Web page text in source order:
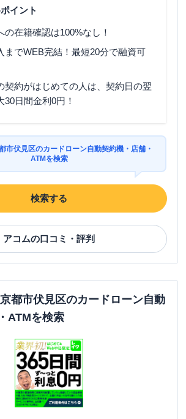
イント
の在籍確認は100%なし！
までWEB完結！最短20分で融資可
契約がはじめての人は、契約日の翌
30日間金利0円！
市伏見区のカードローン自動契約機・店舗・
ATMを検索
検索する
アコムの口コミ・評判
都市伏見区のカードローン自動
ATMを検索